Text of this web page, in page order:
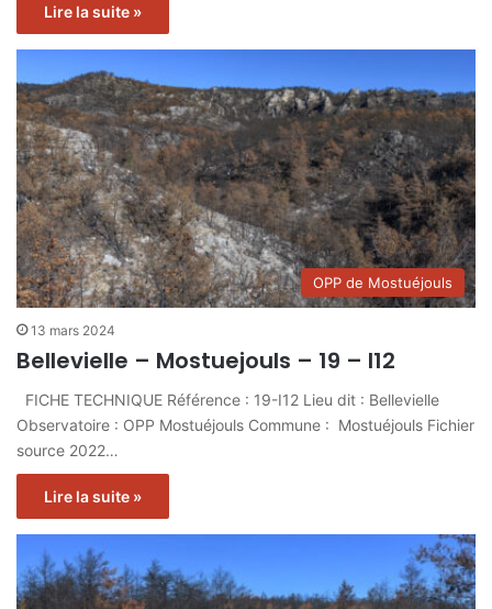
Lire la suite »
OPP de Mostuéjouls
13 mars 2024
Bellevielle – Mostuejouls – 19 – I12
FICHE TECHNIQUE Référence : 19-I12 Lieu dit : Bellevielle
Observatoire : OPP Mostuéjouls Commune : Mostuéjouls Fichier
source 2022…
Lire la suite »